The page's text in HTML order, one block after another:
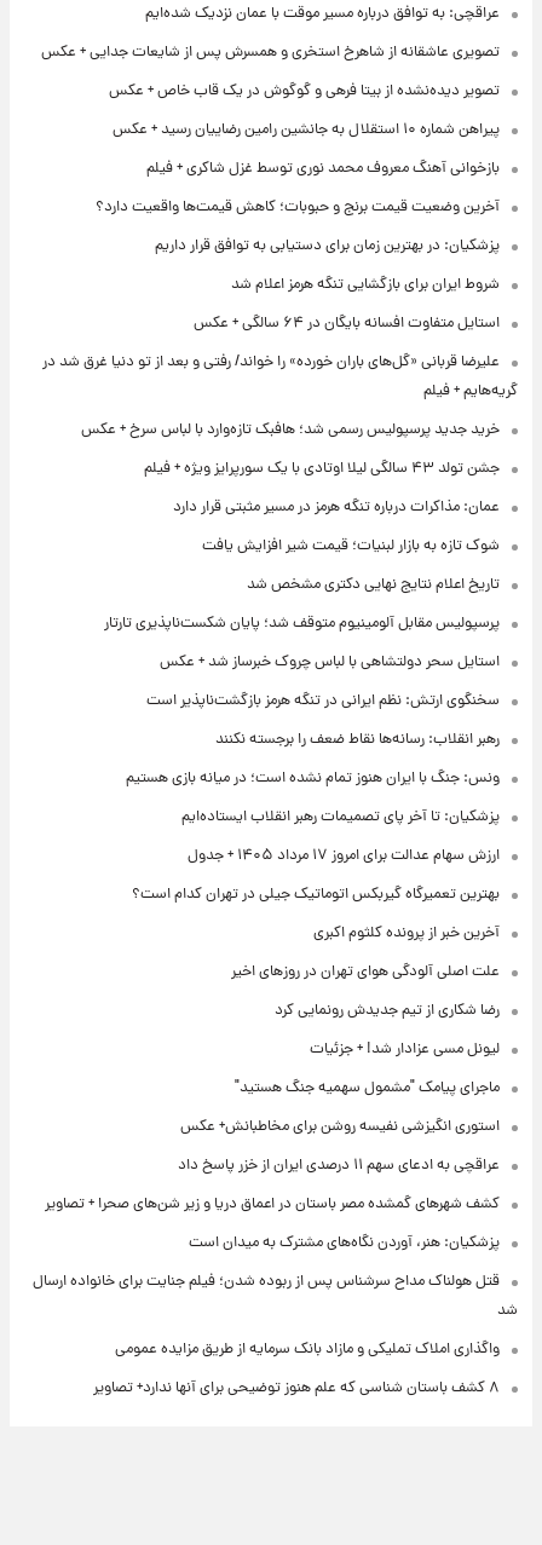
عراقچی: به توافق درباره مسیر موقت با عمان نزدیک شده‌ایم
تصویری عاشقانه از شاهرخ استخری و همسرش پس از شایعات جدایی + عکس
تصویر دیده‌نشده از بیتا فرهی و گوگوش در یک قاب خاص + عکس
پیراهن شماره ۱۰ استقلال به جانشین رامین رضاییان رسید + عکس
بازخوانی آهنگ معروف محمد نوری توسط غزل شاکری + فیلم
آخرین وضعیت قیمت برنج و حبوبات؛ کاهش قیمت‌ها واقعیت دارد؟
پزشکیان: در بهترین زمان برای دستیابی به توافق قرار داریم
شروط ایران برای بازگشایی تنگه هرمز اعلام شد
استایل متفاوت افسانه بایگان در ۶۴ سالگی + عکس
علیرضا قربانی «گل‌های باران خورده» را خواند/ رفتی و بعد از تو دنیا غرق شد در
گریه‌هایم + فیلم
خرید جدید پرسپولیس رسمی شد؛ هافبک تازه‌وارد با لباس سرخ + عکس
جشن تولد ۴۳ سالگی لیلا اوتادی با یک سورپرایز ویژه + فیلم
عمان: مذاکرات درباره تنگه هرمز در مسیر مثبتی قرار دارد
شوک تازه به بازار لبنیات؛ قیمت شیر افزایش یافت
تاریخ اعلام نتایج نهایی دکتری مشخص شد
پرسپولیس مقابل آلومینیوم متوقف شد؛ پایان شکست‌ناپذیری تارتار
استایل سحر دولتشاهی با لباس چروک خبرساز شد + عکس
سخنگوی ارتش: نظم ایرانی در تنگه هرمز بازگشت‌ناپذیر است
رهبر انقلاب: رسانه‌ها نقاط ضعف را برجسته نکنند
ونس: جنگ با ایران هنوز تمام نشده است؛ در میانه بازی هستیم
پزشکیان: تا آخر پای تصمیمات رهبر انقلاب ایستاده‌ایم
ارزش سهام عدالت برای امروز ۱۷ مرداد ۱۴۰۵ + جدول
بهترین تعمیرگاه گیربکس اتوماتیک جیلی در تهران کدام است؟
آخرین خبر از پرونده کلثوم اکبری
علت اصلی آلودگی هوای تهران در روزهای اخیر
رضا شکاری از تیم جدیدش رونمایی کرد
لیونل مسی عزادار شد! + جزئیات
ماجرای پیامک "مشمول سهمیه جنگ هستید"
استوری انگیزشی نفیسه روشن برای مخاطبانش+ عکس
عراقچی به ادعای سهم ۱۱ درصدی ایران از خزر پاسخ داد
کشف شهرهای گمشده مصر باستان در اعماق دریا و زیر شن‌های صحرا + تصاویر
پزشکیان: هنر، آوردن نگاه‌های مشترک به میدان است
قتل هولناک مداح سرشناس پس از ربوده شدن؛ فیلم جنایت برای خانواده ارسال
شد
واگذاری املاک تملیکی و مازاد بانک سرمایه از طریق مزایده عمومی
۸ کشف باستان شناسی که علم هنوز توضیحی برای آنها ندارد+ تصاویر